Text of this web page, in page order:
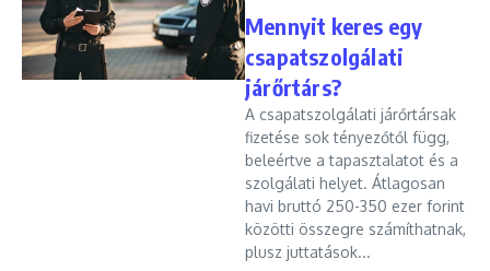
Mennyit keres egy
csapatszolgálati
járőrtárs?
A csapatszolgálati járőrtársak
fizetése sok tényezőtől függ,
beleértve a tapasztalatot és a
szolgálati helyet. Átlagosan
havi bruttó 250-350 ezer forint
közötti összegre számíthatnak,
plusz juttatások...